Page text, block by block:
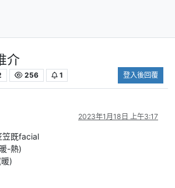
介
256 1 登入後回覆
2023年1月18日 上午3:17
笠既facial
-熱)
)